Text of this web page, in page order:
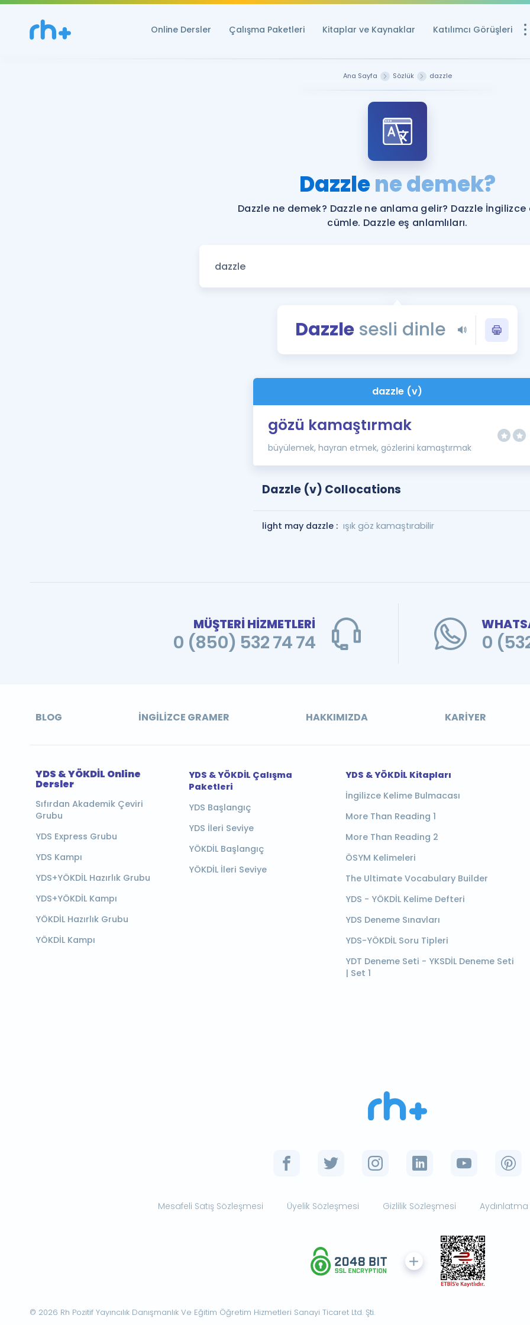
Online Dersler Çalışma Paketleri Kitaplar ve Kaynaklar Katılımcı Görüşleri
YDS ve YÖKDİL
Rehberlik Aracı
YDS ve YÖKDİL'e
Tüm ÖSYM
YDS - YÖKDİL
İngilizce Gramer
Ana Sayfa Sözlük dazzle
Dazzlene demek?
Dazzle ne demek? Dazzle ne anlama gelir? Dazzle İngilizce
cümle. Dazzle eş anlamlıları.
Dazzlesesli dinle
dazzle (v)
gözü kamaştırmak
büyülemek, hayran etmek, gözlerini kamaştırmak
Dazzle (v) Collocations
light may dazzle : ışık göz kamaştırabilir
MÜŞTERİ HİZMETLERİ
0 (850) 532 74 74 0
BLOG İNGILIZCE GRAMER HAKKIMIZDA KARIYER
YDS & YÖKDİL Online
Dersler
Sıfırdan Akademik Çeviri
Grubu
YDS Express Grubu
YDS Kampı
YDS+YÖKDİL Hazırlık Grubu
YDS+YÖKDİL Kampı
YÖKDİL Hazırlık Grubu
YÖKDİL Kampı
YDS & YÖKDİL Çalışma
Paketleri
YDS Başlangıç
YDS İleri Seviye
YÖKDİL Başlangıç
YÖKDİL İleri Seviye
YDS & YÖKDİL Kitapları
İngilizce Kelime Bulmacası
More Than Reading 1
More Than Reading 2
ÖSYM Kelimeleri
The Ultimate Vocabulary Builder
YDS - YÖKDİL Kelime Defteri
YDS Deneme Sınavları
YDS-YÖKDİL Soru Tipleri
YDT Deneme Seti - YKSDİL Deneme Seti
| Set 1
Mesafeli Satış Sözleşmesi Üyelik Sözleşmesi Gizlilik Sözleşmesi
© 2026 Rh Pozitif Yayıncılık Danışmanlık Ve Eğitim Öğretim Hizmetleri Sanayi Ticaret Ltd. Şti.